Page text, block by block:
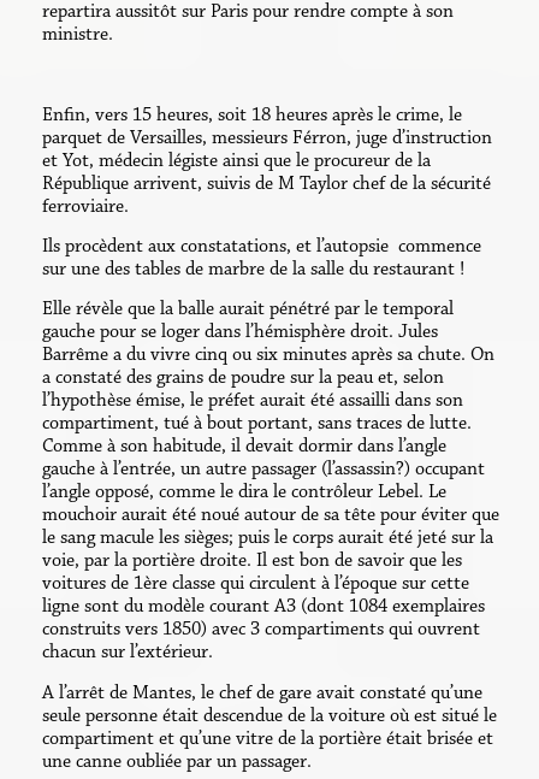
repartira aussitôt sur Paris pour rendre compte à son
ministre.
Enfin, vers 15 heures, soit 18 heures après le crime, le
parquet de Versailles, messieurs Férron, juge d’instruction
et Yot, médecin légiste ainsi que le procureur de la
République arrivent, suivis de M Taylor chef de la sécurité
ferroviaire.
Ils procèdent aux constatations, et l’autopsie commence
sur une des tables de marbre de la salle du restaurant !
Elle révèle que la balle aurait pénétré par le temporal
gauche pour se loger dans l’hémisphère droit. Jules
Barrême a du vivre cinq ou six minutes après sa chute. On
a constaté des grains de poudre sur la peau et, selon
l’hypothèse émise, le préfet aurait été assailli dans son
compartiment, tué à bout portant, sans traces de lutte.
Comme à son habitude, il devait dormir dans l’angle
gauche à l’entrée, un autre passager (l’assassin?) occupant
l’angle opposé, comme le dira le contrôleur Lebel. Le
mouchoir aurait été noué autour de sa tête pour éviter que
le sang macule les sièges; puis le corps aurait été jeté sur la
voie, par la portière droite. Il est bon de savoir que les
voitures de 1ère classe qui circulent à l’époque sur cette
ligne sont du modèle courant A3 (dont 1084 exemplaires
construits vers 1850) avec 3 compartiments qui ouvrent
chacun sur l’extérieur.
A l’arrêt de Mantes, le chef de gare avait constaté qu’une
seule personne était descendue de la voiture où est situé le
compartiment et qu’une vitre de la portière était brisée et
une canne oubliée par un passager.